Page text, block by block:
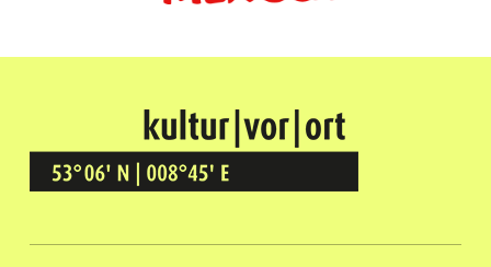
Kultur Vor Ort
BREMEN GRÖPELINGEN